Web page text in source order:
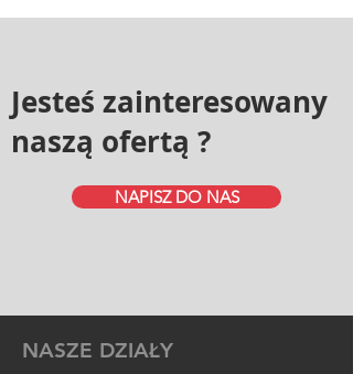
Jesteś zainteresowany
naszą ofertą ?
NAPISZ DO NAS
NASZE DZIAŁY